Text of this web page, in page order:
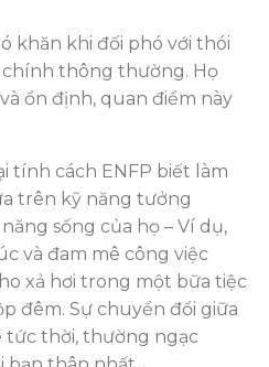
khăn khi đối phó với thói
chính thông thường. Họ
ổn định, quan điểm này
tính cách ENFP biết làm
trên kỹ năng tưởng
sống của họ – Ví dụ,
và đam mê công việc
xả hơi trong một bữa tiệc
đêm. Sự chuyển đổi giữa
tức thời, thường ngạc